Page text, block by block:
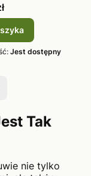
Jest dostępny
do ostatniej
Tak
nie tylko